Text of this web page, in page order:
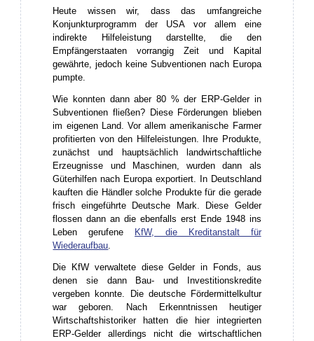
Heute wissen wir, dass das umfangreiche
Konjunkturprogramm der USA vor allem eine
indirekte Hilfeleistung darstellte, die den
Empfängerstaaten vorrangig Zeit und Kapital
gewährte, jedoch keine Subventionen nach Europa
pumpte.
Wie konnten dann aber 80 % der ERP-Gelder in
Subventionen fließen? Diese Förderungen blieben
im eigenen Land. Vor allem amerikanische Farmer
profitierten von den Hilfeleistungen. Ihre Produkte,
zunächst und hauptsächlich landwirtschaftliche
Erzeugnisse und Maschinen, wurden dann als
Güterhilfen nach Europa exportiert. In Deutschland
kauften die Händler solche Produkte für die gerade
frisch eingeführte Deutsche Mark. Diese Gelder
flossen dann an die ebenfalls erst Ende 1948 ins
Leben gerufene
KfW, die Kreditanstalt für
Wiederaufbau.
Die KfW verwaltete diese Gelder in Fonds, aus
denen sie dann Bau- und Investitionskredite
vergeben konnte. Die deutsche Fördermittelkultur
war geboren. Nach Erkenntnissen heutiger
Wirtschaftshistoriker hatten die hier integrierten
ERP-Gelder allerdings nicht die wirtschaftlichen